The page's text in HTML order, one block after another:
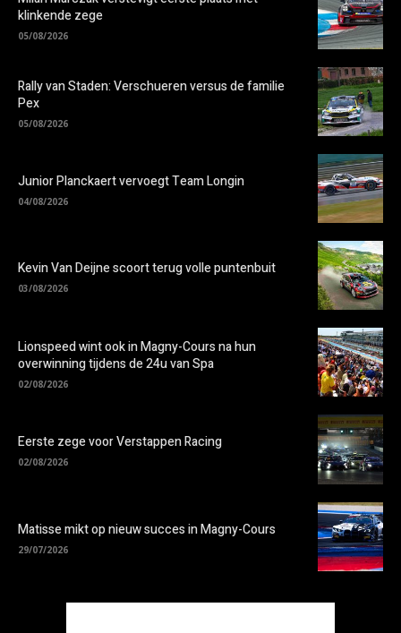
klinkende zege
05/08/2026
Rally van Staden: Verschueren versus de familie
Pex
05/08/2026
Junior Planckaert vervoegt Team Longin
04/08/2026
Kevin Van Deijne scoort terug volle puntenbuit
03/08/2026
Lionspeed wint ook in Magny-Cours na hun
overwinning tijdens de 24u van Spa
02/08/2026
Eerste zege voor Verstappen Racing
02/08/2026
Matisse mikt op nieuw succes in Magny-Cours
29/07/2026